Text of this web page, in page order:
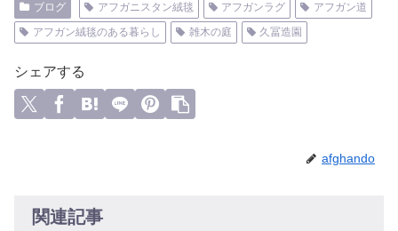
ブログ アフガニスタン絨毯 アフガンラグ
アフガン道
アフガン絨毯のある暮らし
雑木の庭 久冨造園
シェアする
afghando
関連記事